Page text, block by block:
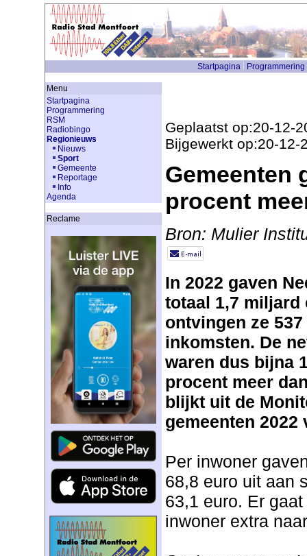
Startpagina Programmering
Menu
Startpagina
Programmering
RSM
Radiobingo
Regionieuws
Nieuws
Sport
Gemeente
Reportage
Info
Agenda
Reclame
Geplaatst op:20-12-
Bijgewerkt op:20-12-
Gemeenten
procent
Bron: Mulier
In 2022 gaven
totaal 1,7 miljard
ontvingen ze
inkomsten. De
waren dus bijna
procent meer
blijkt uit de
gemeenten
Per inwoner
68,8 euro uit aan
63,1 euro. Er
inwoner extra